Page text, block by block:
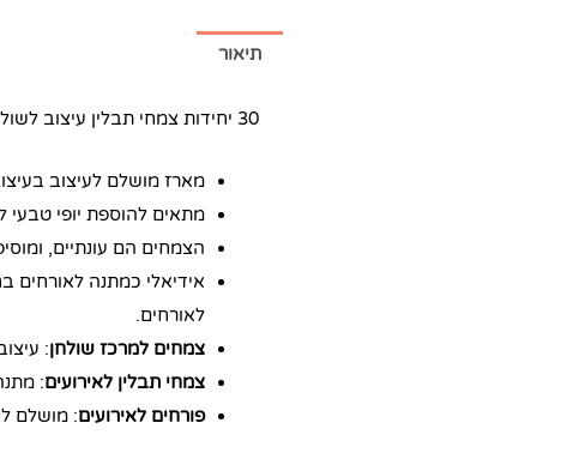
תיאור
30 יחידות צמחי תבלין עיצוב לשולחן- מתנה מושלמת לאירועים
מארז מושלם לעיצוב
מתאים להוספת יופי טבעי
הצמחים הם עונתיים,
אידיאלי כמתנה לאורחים
לאורחים.
צמחים למרכז שולחן:
צמחי תבלין לאירועים:
פורחים לאירועים: מושלם